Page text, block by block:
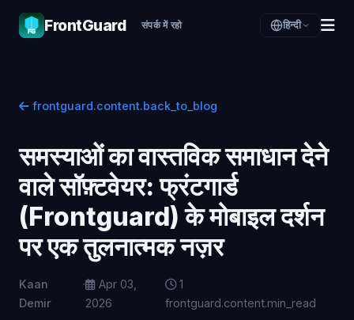
FrontGuard संपर्क में रहो हिन्दी
frontguard.content.back_to_blog
समस्याओं का वास्तविक समाधान देने
वाले सॉफ़्टवेयर: फ्रंटगार्ड
(Frontguard) के मोबाइल दर्शन
पर एक तुलनात्मक नज़र
Kaan
Demir
·
Apr 03,
2026
1
frontguard.content.min_read